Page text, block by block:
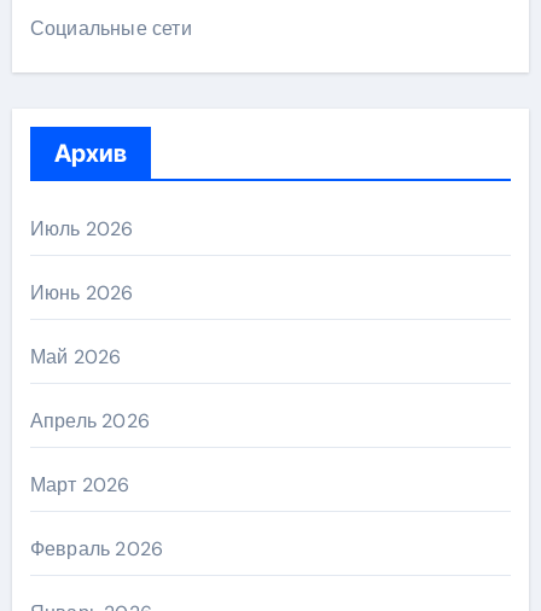
Социальные сети
Архив
Июль 2026
Июнь 2026
Май 2026
Апрель 2026
Март 2026
Февраль 2026